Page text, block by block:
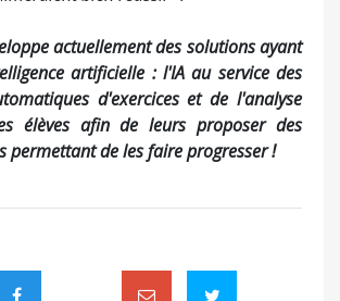
actuellement des solutions ayant
artificielle : l'IA au service des
d'exercices et de l'analyse
élèves afin de leurs proposer des
permettant de les faire progresser !